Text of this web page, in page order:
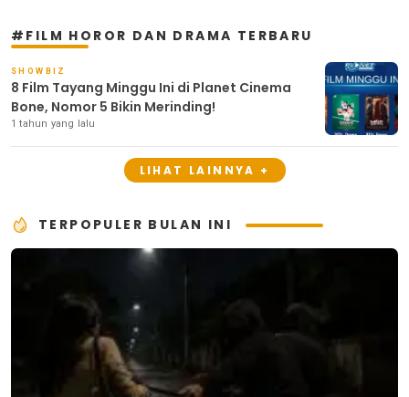
#FILM HOROR DAN DRAMA TERBARU
SHOWBIZ
8 Film Tayang Minggu Ini di Planet Cinema
Bone, Nomor 5 Bikin Merinding!
1 tahun yang lalu
LIHAT LAINNYA +
TERPOPULER BULAN INI